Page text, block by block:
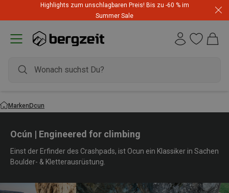
Highlights zum unschlagbaren Preis! Bis zu -60 % im
Summer Sale
MarkenOcun
Ocún | Engineered for climbing
Einst der Erfinder des Crashpads, ist Ocun ein Klassiker in Sachen
Boulder- & Kletterausrüstung.